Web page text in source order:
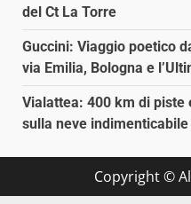
del Ct La Torre
Guccini: Viaggio poetico
via Emilia, Bologna e
Vialattea: 400 km di piste
sulla neve indimenticabile
Copyright ©